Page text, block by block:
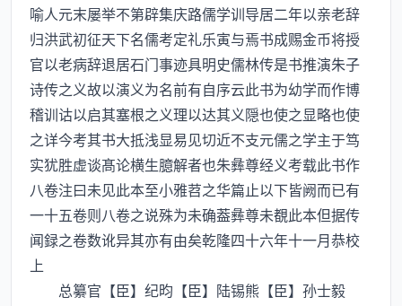
喻人元末屡举不第辟集庆路儒学训导居二年以亲老辞
归洪武初征天下名儒考定礼乐寅与焉书成赐金币将授
官以老病辞退居石门事迹具明史儒林传是书推演朱子
诗传之义故以演义为名前有自序云此书为幼学而作博
稽训诂以启其塞根之义理以达其义隠也使之显略也使
之详今考其书大抵浅显易见切近不支元儒之学主于笃
实犹胜虚谈髙论横生臆解者也朱彝尊经义考载此书作
八卷注曰未见此本至小雅苕之华篇止以下皆阙而已有
一十五卷则八卷之说殊为未确葢彝尊未覩此本但据传
闻録之卷数讹异其亦有由矣乾隆四十六年十一月恭校
上
总纂官【臣】纪昀【臣】陆锡熊【臣】孙士毅